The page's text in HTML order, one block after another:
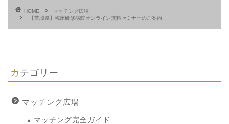
HOME
マッチング広場
【茨城県】臨床研修病院オンライン無料セミナーのご案内
カテゴリー
マッチング広場
マッチング完全ガイド